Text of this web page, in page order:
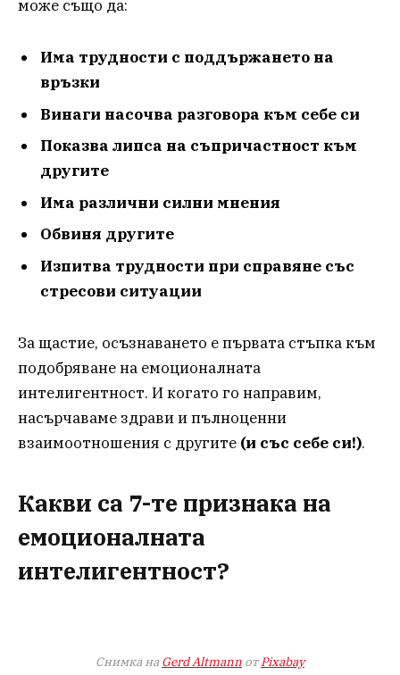
може също да:
Има трудности с поддържането на
връзки
Винаги насочва разговора към себе си
Показва липса на съпричастност към
другите
Има различни силни мнения
Обвиня другите
Изпитва трудности при справяне със
стресови ситуации
За щастие, осъзнаването е първата стъпка към
подобряване на емоционалната
интелигентност. И когато го направим,
насърчаваме здрави и пълноценни
взаимоотношения с другите (и със себе си!).
Какви са 7-те признака на
емоционалната
интелигентност?
Снимка на Gerd Altmann отPixabay